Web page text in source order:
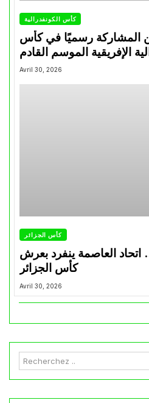
كأس الكونفدرالية
المشاركة رسميًا في كأس
Avril 30, 2026
كأس الجزائر
اتحاد العاصمة ينفرد بعرش
كأس الجزائر
Avril 30, 2026